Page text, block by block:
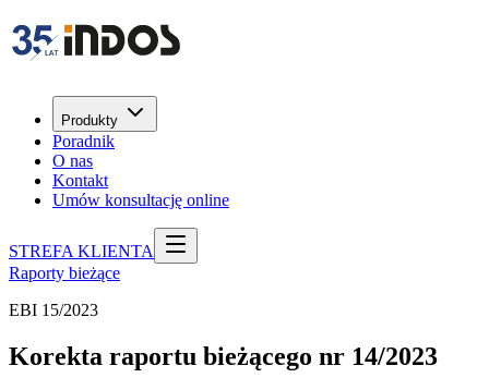
Produkty
Poradnik
O nas
Kontakt
Umów konsultację online
STREFA KLIENTA
Raporty bieżące
EBI 15/2023
Korekta raportu bieżącego nr 14/2023